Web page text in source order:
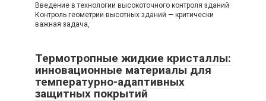
Введение в технологии высокоточного контроля зданий
Контроль геометрии высотных зданий — критически
важная задача,
Термотропные жидкие кристаллы:
инновационные материалы для
температурно-адаптивных
защитных покрытий